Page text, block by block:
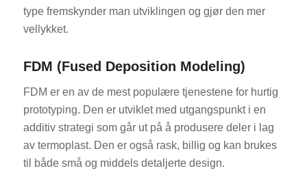
type fremskynder man utviklingen og gjør den mer
vellykket.
FDM (Fused Deposition Modeling)
FDM er en av de mest populære tjenestene for hurtig
prototyping. Den er utviklet med utgangspunkt i en
additiv strategi som går ut på å produsere deler i lag
av termoplast. Den er også rask, billig og kan brukes
til både små og middels detaljerte design.